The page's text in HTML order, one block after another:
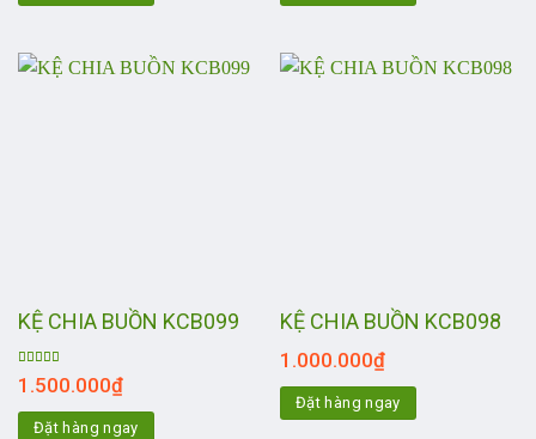
KỆ CHIA BUỒN KCB099
Được xếp
hạng5.005
1.500.000₫
Đặt hàng ngay
KỆ CHIA BUỒN KCB098
1.000.000₫
Đặt hàng ngay